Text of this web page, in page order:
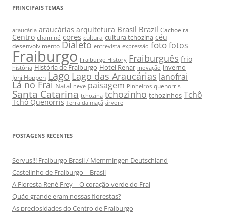
PRINCIPAIS TEMAS
araucária araucárias arquitetura Brasil Brazil Cachoeira
Centro chaminé cores cultura cultura tchozina céu
desenvolvimento Dialeto entrevista expressão fotofotos
Fraiburgo Fraiburgo History Fraiburguês frio
história História de Fraiburgo Hotel Renar inovação inverno
Joni Hoppen Lago Lago das Araucárias lanofrai
Lá no Frai Natal neve paisagem Pinheiros quenorris
Santa Catarina tchozina tchozinho tchozinhos Tchô
Tchô Quenorris Terra da maçã árvore
POSTAGENS RECENTES
Servus!!! Fraiburgo Brasil / Memmingen Deutschland
Castelinho de Fraiburgo – Brasil
A Floresta René Frey – O coração verde do Frai
Quão grande eram nossas florestas?
As preciosidades do Centro de Fraiburgo